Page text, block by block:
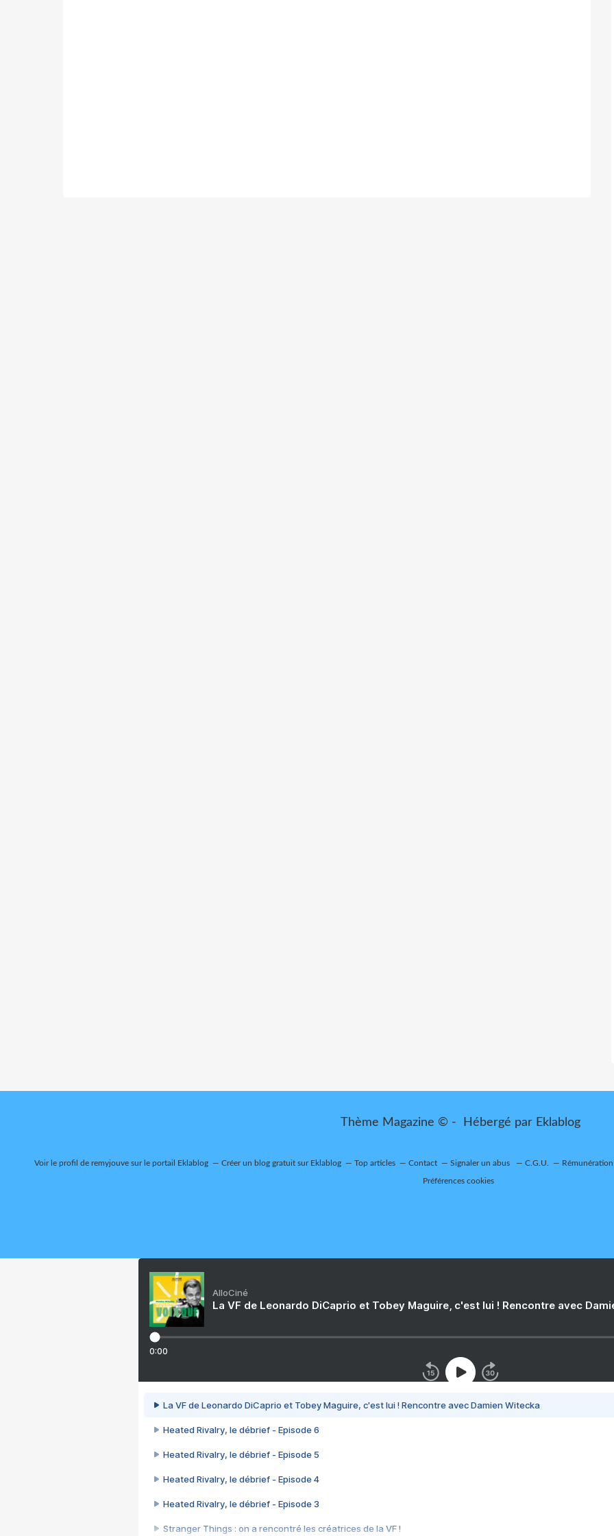
Thème Magazine © - Hébergé par Eklablog
Voir le profil de remyjouve sur le portail Eklablog Créer un blog gratuit sur Eklablog Top articles Contact Signaler un abus C.G.U.
Préférences cookies
AlloCiné
La VF de Leonardo DiCaprio et Tobey Maguire, c'est lui ! Rencontre avec
0:00
La VF de Leonardo DiCaprio et Tobey Maguire, c'est lui ! Rencontre avec Damien Witecka
Heated Rivalry, le débrief - Episode 6
Heated Rivalry, le débrief - Episode 5
Heated Rivalry, le débrief - Episode 4
Heated Rivalry, le débrief - Episode 3
Stranger Things : on a rencontré les créatrices de la VF !